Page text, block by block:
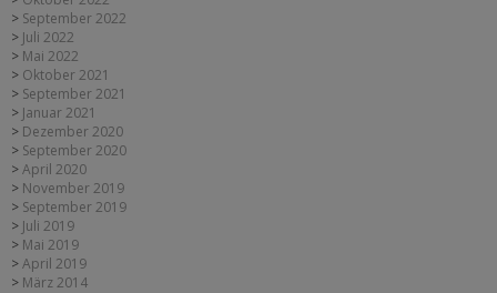
September 2022
Juli 2022
Mai 2022
Oktober 2021
September 2021
Januar 2021
Dezember 2020
September 2020
April 2020
November 2019
September 2019
Juli 2019
Mai 2019
April 2019
März 2014